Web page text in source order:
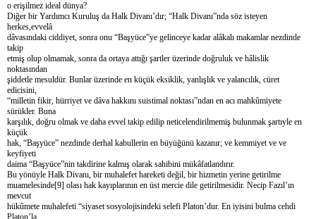
o erişilmez ideal dünya?
Diğer bir Yardımcı Kuruluş da Halk Divanı’dır; “Halk Divanı”nda söz isteyen
herkes,evvelâ
dâvasındaki ciddiyet, sonra onu “Başyüce”ye gelinceye kadar alâkalı makamlar nezdinde
takip
etmiş olup olmamak, sonra da ortaya attığı şartler üzerinde doğruluk ve hâlislik
noktasından
şiddetle mesuldür. Bunlar üzerinde en küçük eksiklik, yanlışlık ve yalancılık, cüret
edicisini,
“milletin fikir, hürriyet ve dâva hakkını suistimal noktası”ndan en acı mahkûmiyete
sürükler. Buna
karşılık, doğru olmak ve daha evvel takip edilip neticelendirilmemiş bulunmak şartıyle en
küçük
hak, “Başyüce” nezdinde derhal kabullerin en büyüğünü kazanır; ve kemmiyet ve ve
keyfiyeti
daima “Başyüce”nin takdirine kalmış olarak sahibini mükâfatlandırır.
Bu yönüyle Halk Divanı, bir muhalefet hareketi değil, bir hizmetin yerine getirilme
muamelesinde[9] olası hak kayıplarının en üst mercie dile getirilmesidir. Necip Fazıl’ın
mevcut
hükûmete muhalefeti “siyaset sosyolojisindeki selefi Platon’dur. En iyisini bulma cehdi
Platon’la